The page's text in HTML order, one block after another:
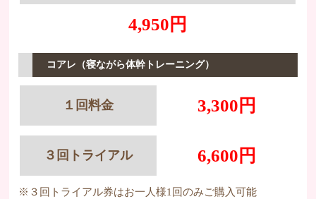
4,950円
コアレ（寝ながら体幹トレーニング）
１回料金 3,300円
３回トライアル 6,600円
※３回トライアル券はお一人様1回のみご購入可能